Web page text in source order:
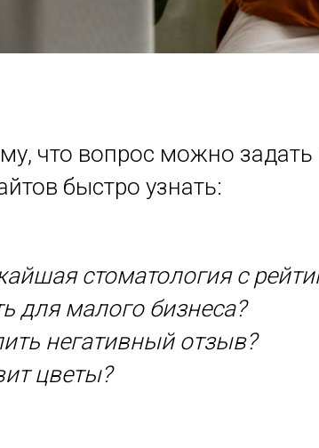
что вопрос можно
быстро узнать:
стоматология с
для малого бизнеса?
негативный отзыв?
цветы?